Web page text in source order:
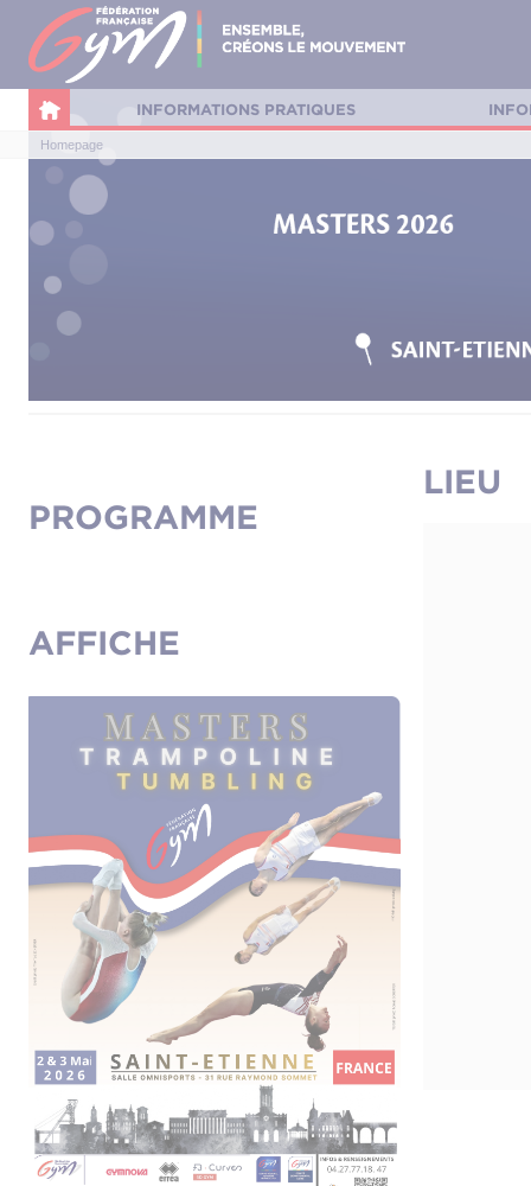
INFORMATIONS PRATIQUES
Homepage
PROGRAMME
AFFICHE
LIEU
Panneau de gestion des cookies